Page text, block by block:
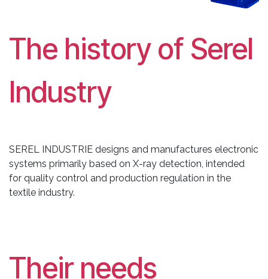
The history of Serel
Industry
SEREL INDUSTRIE designs and manufactures electronic
systems primarily based on X-ray detection, intended
for quality control and production regulation in the
textile industry.
Their needs